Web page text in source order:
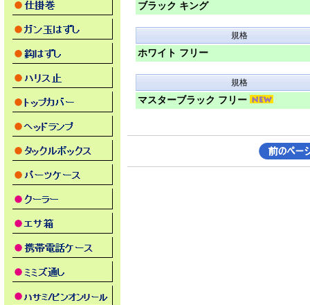
ブラック キング
規格
ホワイト フリー
規格
マスターブラック フリー